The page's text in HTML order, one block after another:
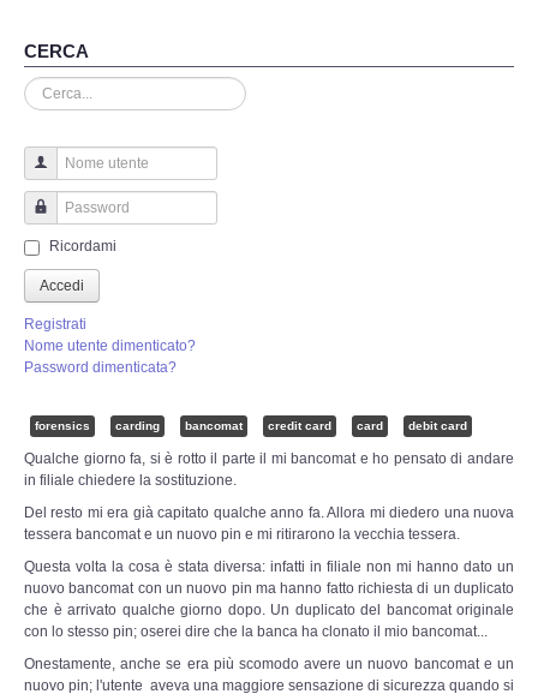
Perizia Cloud
Perizia E-mail
Perizia Truffa Banca e Online
Perizia Dash Cam
Perizia software spia
Perizia Controllo lavoratori
Perizia DVR
Perizia IoT e IIoT
Perizia Ransomware Malware
Perizia Incidente Stradale
CERCA
Cerca...
Nome utente
Password
Ricordami
Accedi
Registrati
Nome utente dimenticato?
Password dimenticata?
forensics carding bancomat credit card card debit card
Qualche giorno fa, si è rotto il parte il mi bancomat e ho pensato di andare
in filiale chiedere la sostituzione.
Del resto mi era già capitato qualche anno fa. Allora mi diedero una nuova
tessera bancomat e un nuovo pin e mi ritirarono la vecchia tessera.
Questa volta la cosa è stata diversa: infatti in filiale non mi hanno dato un
nuovo bancomat con un nuovo pin ma hanno fatto richiesta di un duplicato
che è arrivato qualche giorno dopo. Un duplicato del bancomat originale
con lo stesso pin; oserei dire che la banca ha clonato il mio bancomat...
Onestamente, anche se era più scomodo avere un nuovo bancomat e un
nuovo pin; l'utente aveva una maggiore sensazione di sicurezza quando si